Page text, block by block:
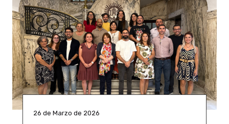
26 de Marzo de 2026